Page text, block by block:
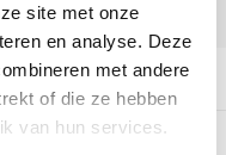
site met onze
en analyse. Deze
met andere
of die ze hebben
van hun services.